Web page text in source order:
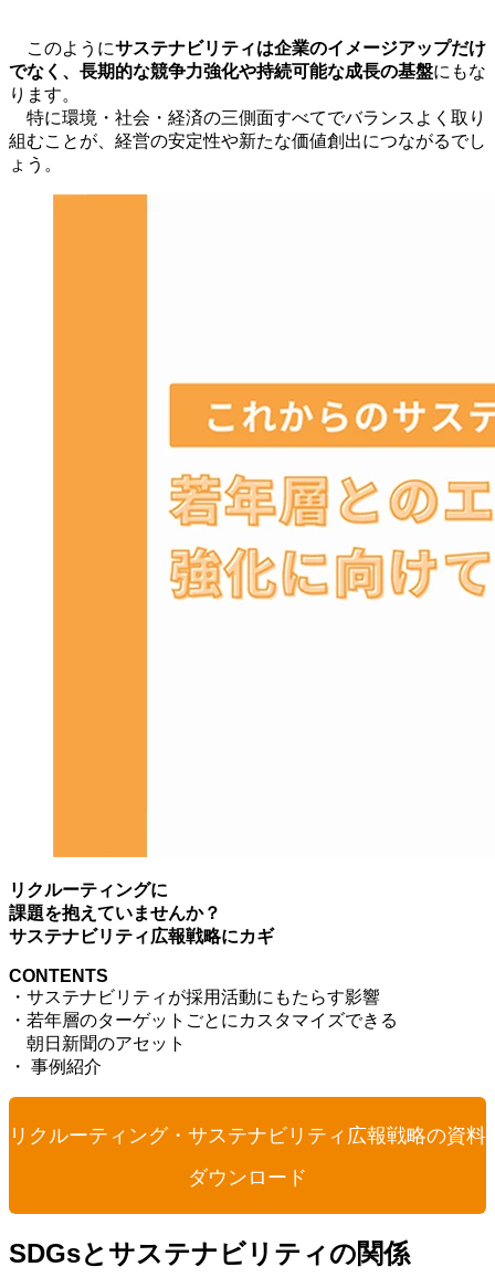
このようにサステナビリティは企業のイメージアップだけ
でなく、長期的な競争力強化や持続可能な成長の基盤にもな
ります。
特に環境・社会・経済の三側面すべてでバランスよく取り
組むことが、経営の安定性や新たな価値創出につながるでし
ょう。
リクルーティングに
課題を抱えていませんか？
サステナビリティ広報戦略にカギ
CONTENTS
・サステナビリティが採用活動にもたらす影響
・若年層のターゲットごとにカスタマイズできる
朝日新聞のアセット
・ 事例紹介
リクルーティング・サステナビリティ広報戦略の資料
ダウンロード
SDGsとサステナビリティの関係